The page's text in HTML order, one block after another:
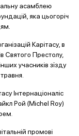
асамблею
яка цьогоріч
Карітасу, в
Святого Престолу,
учасників зїзду
Інтернаціоналіс
Рой (Michel Roy)
промові